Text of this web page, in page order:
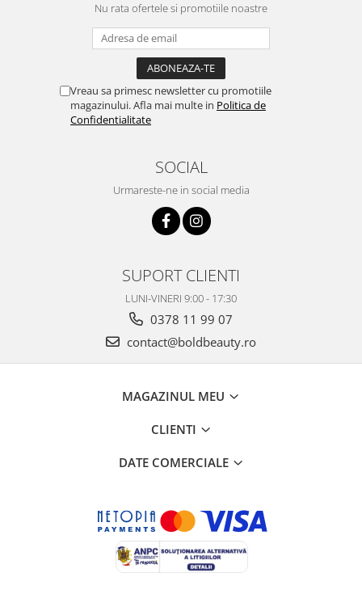
Nu rata ofertele si promotiile noastre
Vreau sa primesc newsletter cu promotiile
magazinului. Afla mai multe in Politica de
Confidentialitate
SOCIAL
Urmareste-ne in social media
SUPORT CLIENTI
LUNI-VINERI 9:00 - 17:30
0378 11 99 07
contact@boldbeauty.ro
MAGAZINUL MEU
CLIENTI
DATE COMERCIALE